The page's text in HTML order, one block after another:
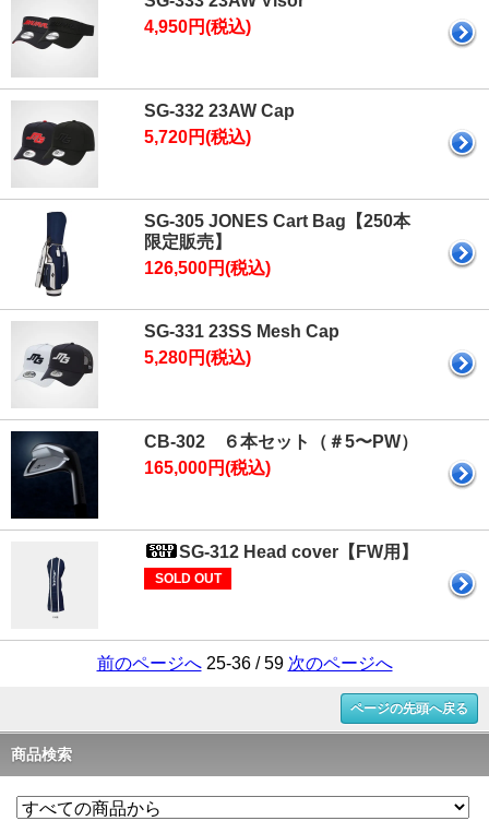
4,950円(税込)
SG-332 23AW Cap
5,720円(税込)
SG-305 JONES Cart Bag【250本
限定販売】
126,500円(税込)
SG-331 23SS Mesh Cap
5,280円(税込)
CB-302 ６本セット（＃5〜PW）
165,000円(税込)
SG-312 Head cover【FW用】
SOLD OUT
前のページへ25-36 / 59 次のページへ
ページの先頭へ戻る
商品検索